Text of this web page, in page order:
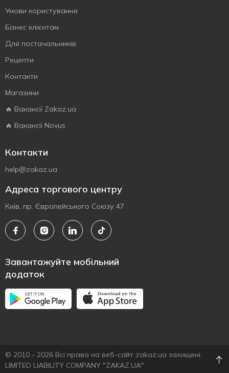
Умови користування
Бізнес клієнтам
Для постачальників
Рецепти
Контакти
Магазини
🔥 Вакансії Zakaz.ua
🔥 Вакансії Novus
Контакти
help@zakaz.ua
Адреса торгового центру
Київ, пр. Європейського Союзу 47
Завантажуйте мобільний
додаток
© 2010 - 2026 Всі права на веб-сайт zakaz.ua захищені.
LIMITED LIABILITY COMPANY "ZAKAZ.UA"